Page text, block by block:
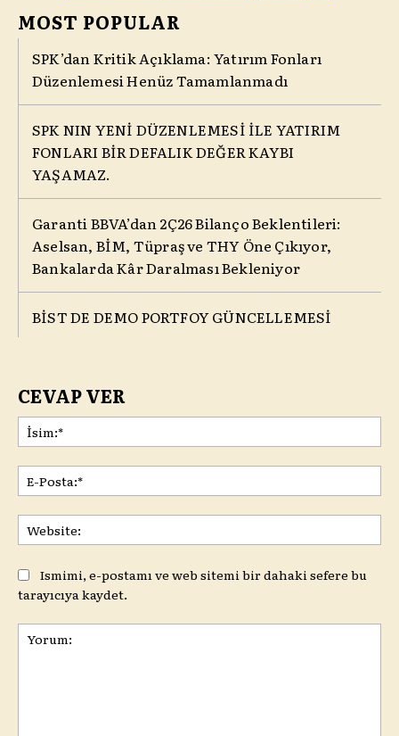
MOST POPULAR
SPK’dan Kritik Açıklama: Yatırım Fonları
Düzenlemesi Henüz Tamamlanmadı
SPK NIN YENİ DÜZENLEMESİ İLE YATIRIM
FONLARI BİR DEFALIK DEĞER KAYBI
YAŞAMAZ.
Garanti BBVA’dan 2Ç26 Bilanço Beklentileri:
Aselsan, BİM, Tüpraş ve THY Öne Çıkıyor,
Bankalarda Kâr Daralması Bekleniyor
BİST DE DEMO PORTFOY GÜNCELLEMESİ
CEVAP VER
Ismimi, e-postamı ve web sitemi bir dahaki sefere bu
tarayıcıya kaydet.